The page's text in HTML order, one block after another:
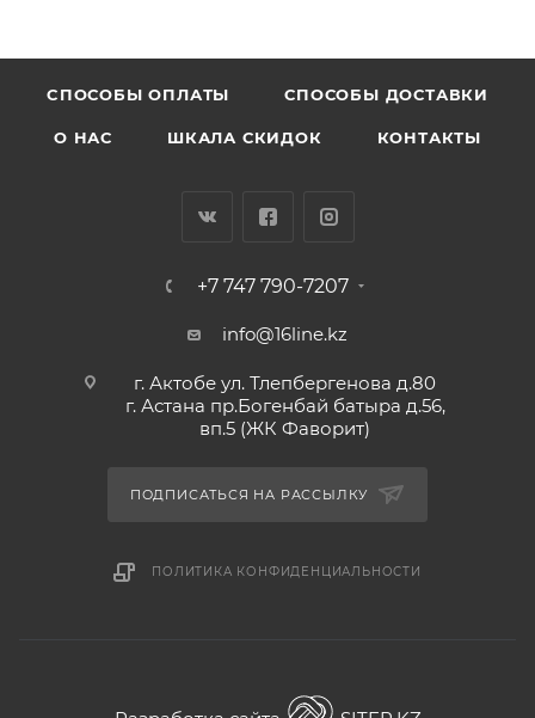
CПОСОБЫ ОПЛАТЫ СПОСОБЫ ДОСТАВКИ
О НАС ШКАЛА СКИДОК КОНТАКТЫ
+7 747 790-7207
info@16line.kz
г. Актобе ул. Тлепбергенова д.80
г. Астана пр.Богенбай батыра д.56,
вп.5 (ЖК Фаворит)
ПОДПИСАТЬСЯ НА РАССЫЛКУ
ПОЛИТИКА КОНФИДЕНЦИАЛЬНОСТИ